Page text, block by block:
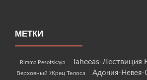
МЕТКИ
Rimma Pesotskaya Taheeas-Лествиция
Верховный Жрец Телоса
Адония-